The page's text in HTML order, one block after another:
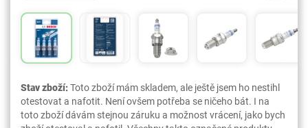
Stav zboží:Toto zboží mám skladem, ale ještě jsem ho nestihl
otestovat a nafotit. Není ovšem potřeba se ničeho bát. I na
toto zboží dávám stejnou záruku a možnost vrácení, jako bych